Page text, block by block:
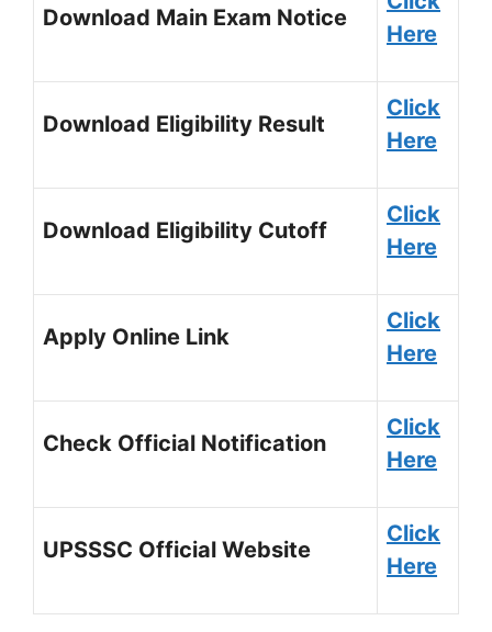
Download Main Exam Notice
Here
Download Eligibility Result
Click
Here
Download Eligibility Cutoff
Click
Here
Apply Online Link
Click
Here
Check Official Notification
Click
Here
UPSSSC Official Website
Click
Here